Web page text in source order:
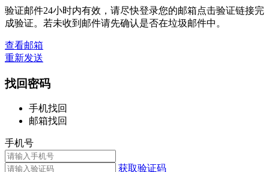
验证邮件24小时内有效，请尽快登录您的邮箱点击验证链接完
成验证。若未收到邮件请先确认是否在垃圾邮件中。
查看邮箱
重新发送
找回密码
手机找回
邮箱找回
手机号
获取验证码